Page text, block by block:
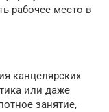
рабочее место в
канцелярских
или даже
занятие,